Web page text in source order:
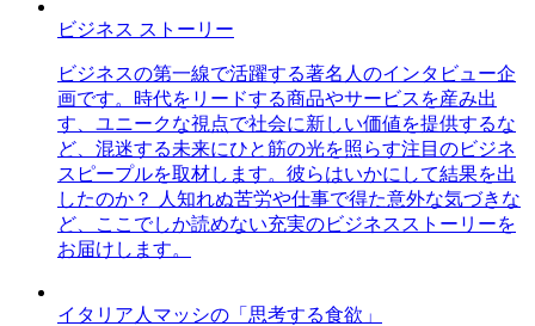
ビジネス ストーリー
ビジネスの第一線で活躍する著名人のインタビュー企
画です。時代をリードする商品やサービスを産み出
す、ユニークな視点で社会に新しい価値を提供するな
ど、混迷する未来にひと筋の光を照らす注目のビジネ
スピープルを取材します。彼らはいかにして結果を出
したのか？ 人知れぬ苦労や仕事で得た意外な気づきな
ど、ここでしか読めない充実のビジネスストーリーを
お届けします。
イタリア人マッシの「思考する食欲」